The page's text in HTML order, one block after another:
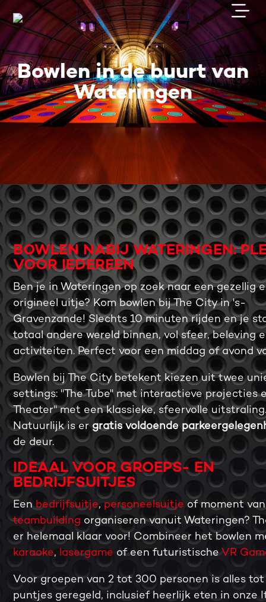
Bowlen in de buurt van
Wateringen
BOWLEN NABIJ WATERINGEN:
VOOR IEDEREEN
Ben je in Wateringen op zoek naar een gezellig
origineel uitje? Kom bowlen bij The City in 's-
Gravenzande! Slechts 10 minuten rijden en je
totaal andere wereld binnen, vol sfeer, beleving
activiteiten. Perfect voor een middag of avond
Bowlen bij The City betekent kiezen uit twee
settings: "The Tube" met interactieve projecties
Theater" met een klassieke, sfeervolle
Natuurlijk is ergratis voldoende
de deur.
IDEAAL VOOR GROEPS- EN
BEDRIJFSUITJES
Eenbedrijfsuitje, personeelsuitje of moment van
teambuilding organiseren vanuit Wateringen?
er helemaal klaar voor! Combineer het bowlen
karaoke, lasergame of een futuristischeVR
Voor groepen van 2 tot 300 personen is alles
puntjes geregeld, inclusief heerlijk eten in onze